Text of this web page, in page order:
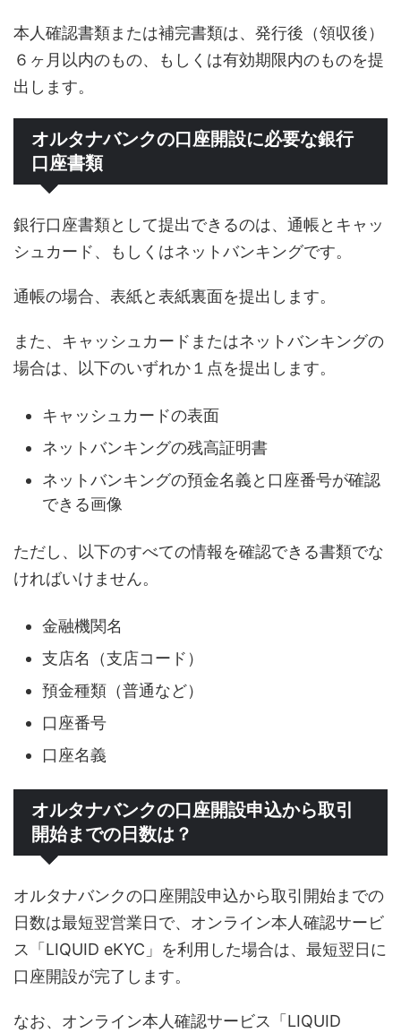
本人確認書類または補完書類は、発行後（領収後）
６ヶ月以内のもの、もしくは有効期限内のものを提
出します。
オルタナバンクの口座開設に必要な銀行
口座書類
銀行口座書類として提出できるのは、通帳とキャッ
シュカード、もしくはネットバンキングです。
通帳の場合、表紙と表紙裏面を提出します。
また、キャッシュカードまたはネットバンキングの
場合は、以下のいずれか１点を提出します。
キャッシュカードの表面
ネットバンキングの残高証明書
ネットバンキングの預金名義と口座番号が確認
できる画像
ただし、以下のすべての情報を確認できる書類でな
ければいけません。
金融機関名
支店名（支店コード）
預金種類（普通など）
口座番号
口座名義
オルタナバンクの口座開設申込から取引
開始までの日数は？
オルタナバンクの口座開設申込から取引開始までの
日数は最短翌営業日で、オンライン本人確認サービ
ス「LIQUID eKYC」を利用した場合は、最短翌日に
口座開設が完了します。
なお、オンライン本人確認サービス「LIQUID